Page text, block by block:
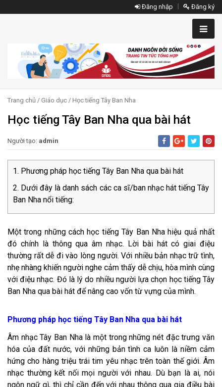
Đăng nhập Đăng ký
Trang chủ / Giáo dục / Học tiếng Tây Ban Nha
Học tiếng Tây Ban Nha qua bài hát
Người tạo: admin
Phương pháp học tiếng Tây Ban Nha qua bài hát
Dưới đây là danh sách các ca sĩ/ban nhạc hát tiếng Tây
Ban Nha nổi tiếng:
Một trong những cách học tiếng Tây Ban Nha hiệu quả nhất
đó chính là thông qua âm nhạc. Lời bài hát có giai điệu
thường rất dễ đi vào lòng người. Với nhiều bản nhạc trữ tình,
nhẹ nhàng khiến người nghe cảm thấy dễ chịu, hòa mình cùng
với điệu nhạc. Đó là lý do nhiều người lựa chọn học tiếng Tây
Ban Nha qua bài hát để nâng cao vốn từ vựng của mình.
Phương pháp học tiếng Tây Ban Nha qua bài hát
Âm nhạc Tây Ban Nha là một trong những nét đặc trưng văn
hóa của đất nước, với những bản tình ca luôn là niềm cảm
hứng cho hàng triệu trái tim yêu nhạc trên toàn thế giới. Âm
nhạc thường kết nối mọi người với nhau. Dù bạn là ai, nói
ngôn ngữ gì, thì chỉ cần đến với nhau thông qua gia điều bài